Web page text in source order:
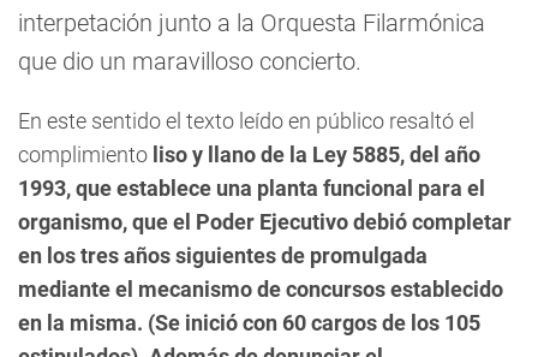
interpetación junto a la Orquesta Filarmónica
que dio un maravilloso concierto.
En este sentido el texto leído en público resaltó el
complimiento liso y llano de la Ley 5885, del año
1993, que establece una planta funcional para el
organismo, que el Poder Ejecutivo debió completar
en los tres años siguientes de promulgada
mediante el mecanismo de concursos establecido
en la misma. (Se inició con 60 cargos de los 105